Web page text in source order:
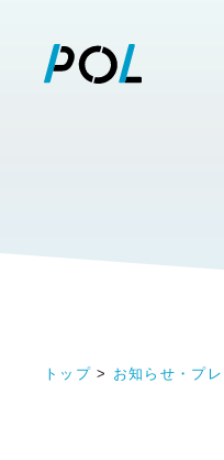
トップ お知らせ・プ